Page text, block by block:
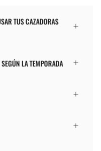
TUS CAZADORAS
LA TEMPORADA